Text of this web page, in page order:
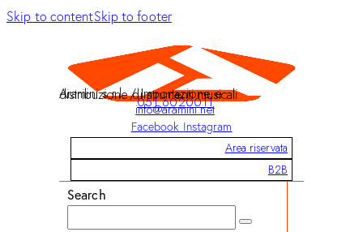
Skip to contentSkip to footer
Aramini s.r.l. / Importazione e distribuzione di strumenti musicali
051 6020011
info@aramini.net
Facebook Instagram
Area riservata
B2B
Search